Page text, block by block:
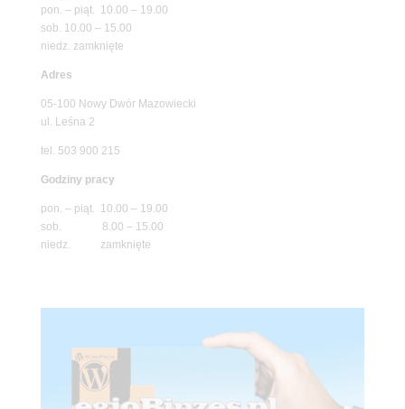
pon. – piąt. 10.00 – 19.00
sob. 10.00 – 15.00
niedz. zamknięte
Adres
05-100 Nowy Dwór Mazowiecki
ul. Leśna 2
tel. 503 900 215
Godziny pracy
pon. – piąt. 10.00 – 19.00
sob. 8.00 – 15.00
niedz. zamknięte